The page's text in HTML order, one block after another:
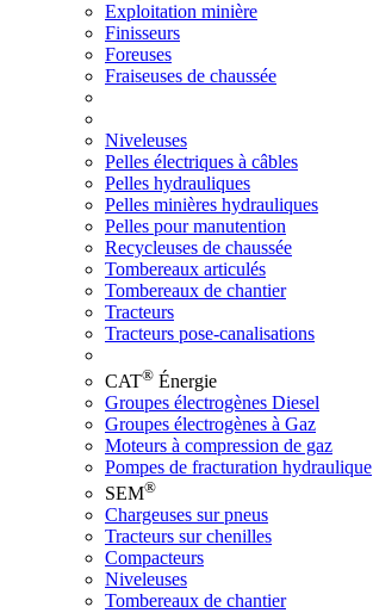
Exploitation minière
Finisseurs
Foreuses
Fraiseuses de chaussée
Niveleuses
Pelles électriques à câbles
Pelles hydrauliques
Pelles minières hydrauliques
Pelles pour manutention
Recycleuses de chaussée
Tombereaux articulés
Tombereaux de chantier
Tracteurs
Tracteurs pose-canalisations
CAT® Énergie
Groupes électrogènes Diesel
Groupes électrogènes à Gaz
Moteurs à compression de gaz
Pompes de fracturation hydraulique
SEM®
Chargeuses sur pneus
Tracteurs sur chenilles
Compacteurs
Niveleuses
Tombereaux de chantier